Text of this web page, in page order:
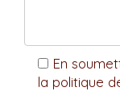
En
la politique